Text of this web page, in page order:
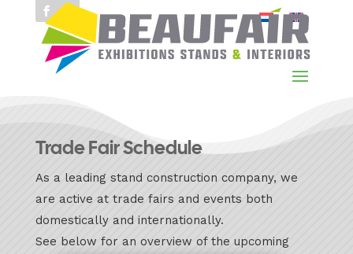
Trade Fair Schedule
As a leading stand construction company, we
are active at trade fairs and events both
domestically and internationally.
See below for an overview of the upcoming